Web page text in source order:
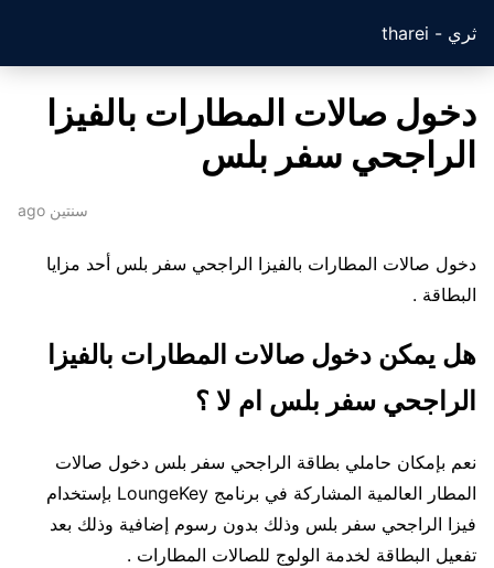
ثري - tharei
دخول صالات المطارات بالفيزا
الراجحي سفر بلس
سنتين ago
دخول صالات المطارات بالفيزا الراجحي سفر بلس أحد مزايا
البطاقة .
هل يمكن دخول صالات المطارات بالفيزا
الراجحي سفر بلس ام لا ؟
نعم بإمكان حاملي بطاقة الراجحي سفر بلس دخول صالات
المطار العالمية المشاركة في برنامج LoungeKey بإستخدام
فيزا الراجحي سفر بلس وذلك بدون رسوم إضافية وذلك بعد
تفعيل البطاقة لخدمة الولوج للصالات المطارات .